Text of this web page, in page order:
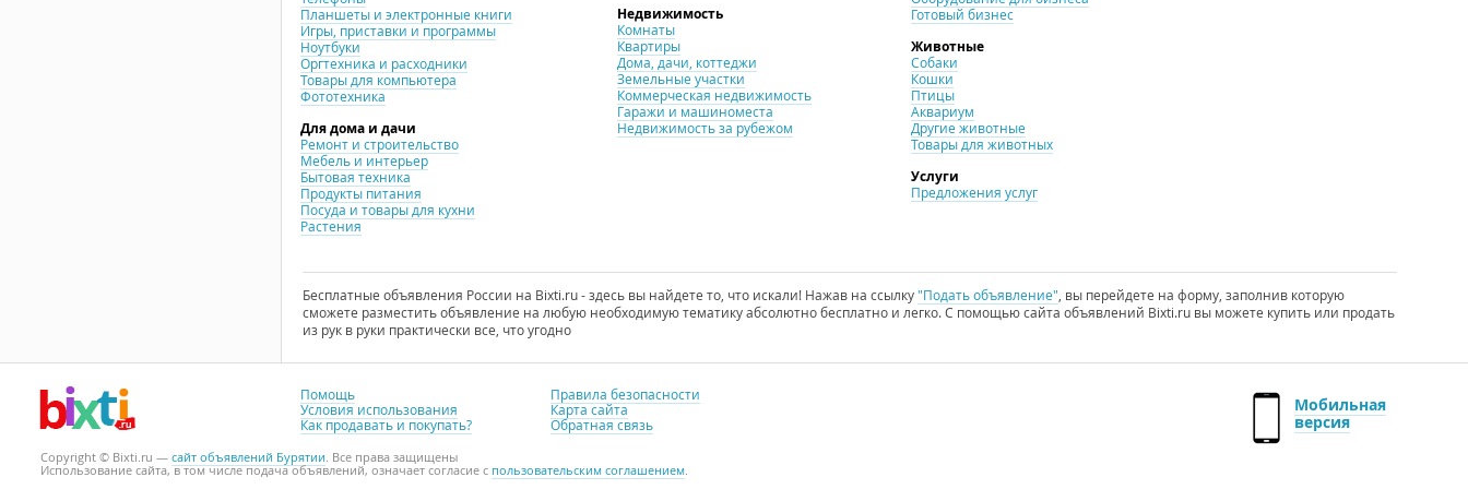
Планшеты и электронные книги
Игры, приставки и программы
Ноутбуки
Оргтехника и расходники
Товары для компьютера
Фототехника
Для дома и дачи
Ремонт и строительство
Мебель и интерьер
Бытовая техника
Продукты питания
Посуда и товары для кухни
Растения
Недвижимость
Комнаты
Квартиры
Дома, дачи, коттеджи
Земельные участки
Коммерческая недвижимость
Гаражи и машиноместа
Недвижимость за рубежом
Готовый бизнес
Животные
Собаки
Кошки
Птицы
Аквариум
Другие животные
Товары для животных
Услуги
Предложения услуг
Бесплатные объявления России на Bixti.ru - здесь вы найдете то, что искали! Нажав на ссылку"Подать объявление", вы перейдете на форму, заполнив которую
сможете разместить объявление на любую необходимую тематику абсолютно бесплатно и легко. С помощью сайта объявлений Bixti.ru вы можете купить или продать
из рук в руки практически все, что угодно
Помощь
Условия использования
Как продавать и покупать?
Правила безопасности
Карта сайта
Обратная связь
Мобильная
версия
Copyright © Bixti.ru — сайт объявлений Бурятии. Все права защищены
Использование сайта, в том числе подача объявлений, означает согласие с пользовательским соглашением.